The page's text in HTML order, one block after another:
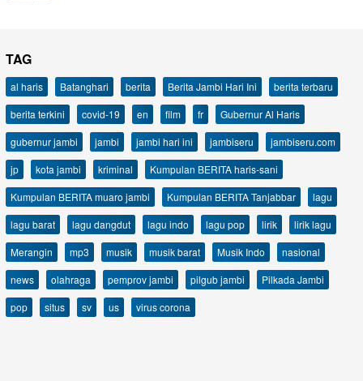
TAG
al haris Batanghari berita Berita Jambi Hari Ini
berita terbaru
berita terkini
covid-19 en film fr
Gubernur Al Haris
gubernur jambi
jambi jambi hari ini jambiseru
jambiseru.com
jp
kota jambi kriminal
Kumpulan BERITA haris-sani
Kumpulan BERITA muaro jambi
Kumpulan BERITA Tanjabbar
lagu
lagu barat
lagu dangdut lagu indo lagu pop lirik
lirik lagu
Merangin
mp3 musik musik barat Musik Indo
nasional
news
olahraga pemprov jambi pilgub jambi
Pilkada Jambi
pop
situs sv us virus corona